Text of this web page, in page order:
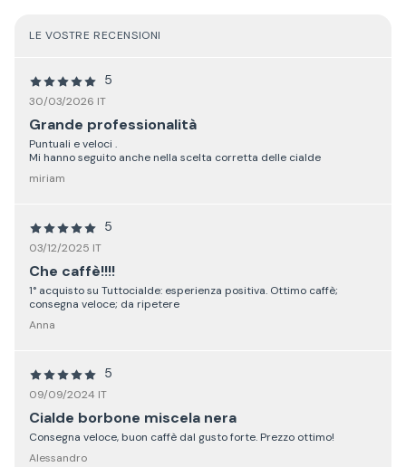
LE VOSTRE RECENSIONI
5
30/03/2026 IT
Grande professionalità
Puntuali e veloci .
Mi hanno seguito anche nella scelta corretta delle cialde
miriam
5
03/12/2025 IT
Che caffè!!!!
1° acquisto su Tuttocialde: esperienza positiva. Ottimo caffè;
consegna veloce; da ripetere
Anna
5
09/09/2024 IT
Cialde borbone miscela nera
Consegna veloce, buon caffè dal gusto forte. Prezzo ottimo!
Alessandro